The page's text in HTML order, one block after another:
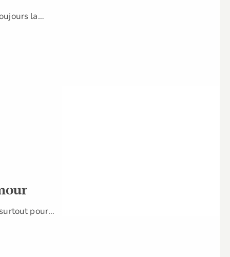
la…
pour…